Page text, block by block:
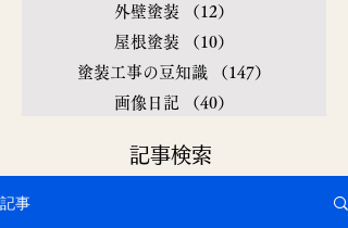
外壁塗装
（12）
屋根塗装
（10）
塗装工事の豆知識
（147）
画像日記
（40）
​記事検索
記事